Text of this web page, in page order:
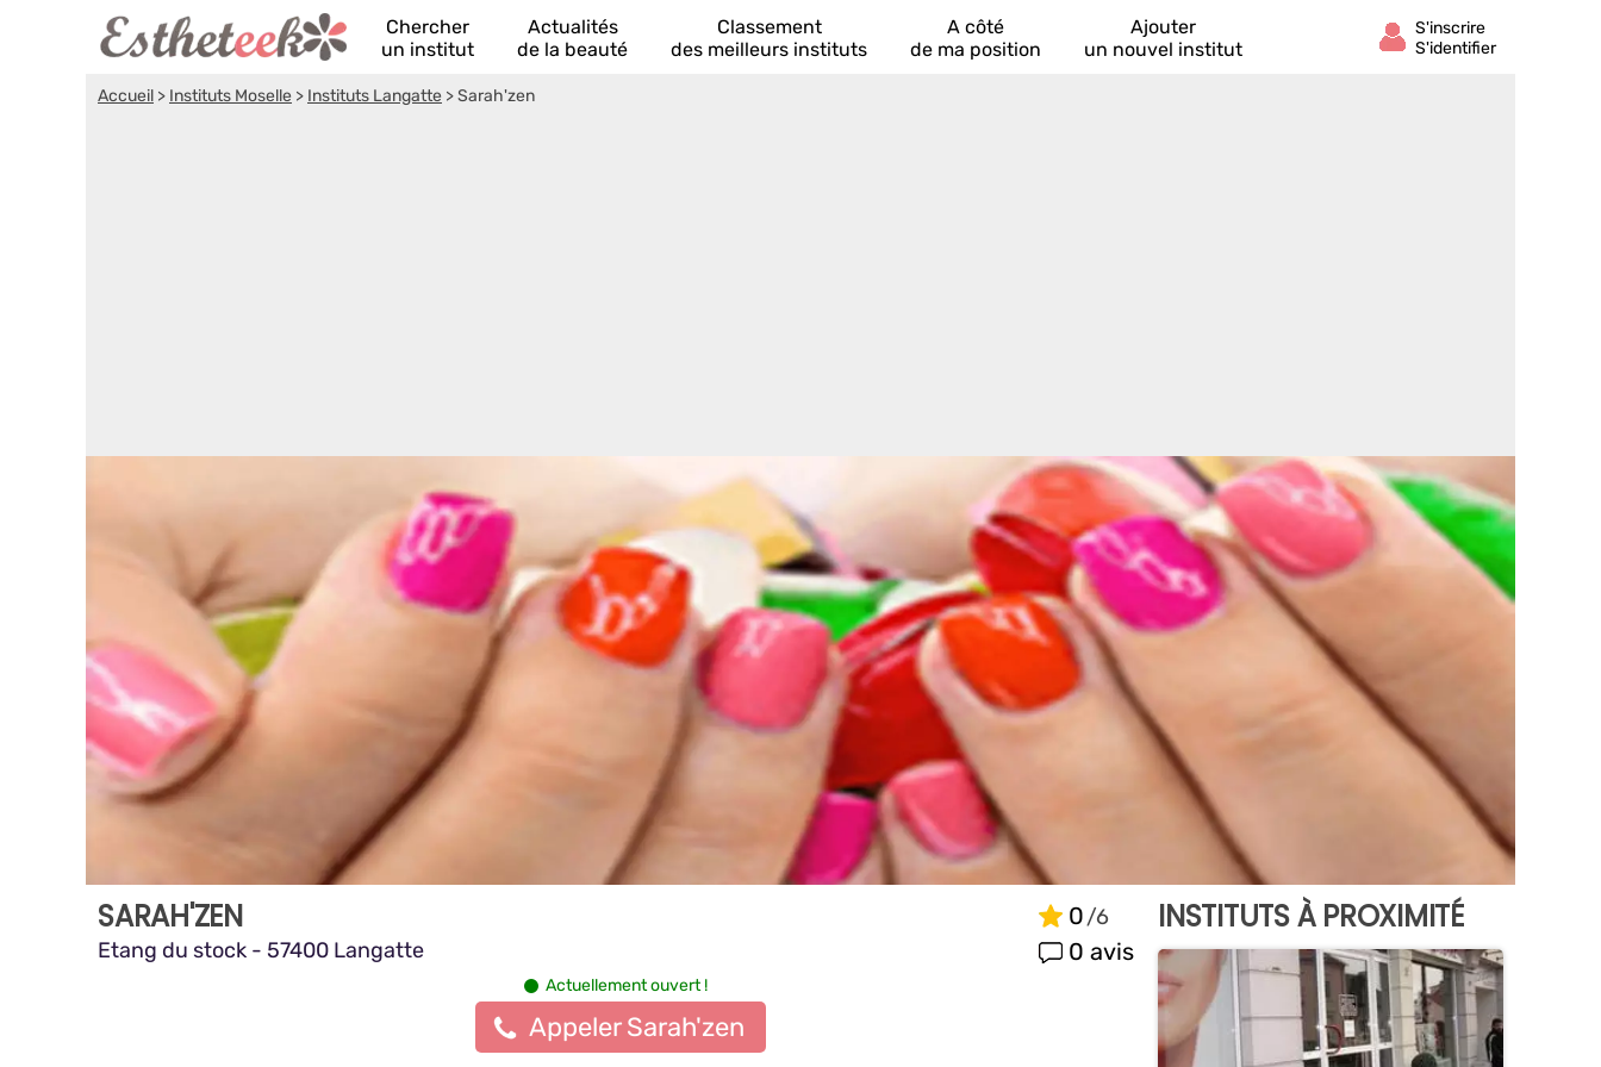
Chercher
un institut
Actualités
de la beauté
Classement
des meilleurs instituts
A côté
de ma position
Ajouter
un nouvel institut
Accueil > Instituts Moselle > Instituts Langatte >Sarah'zen
SARAH'ZEN
Etang du stock - 57400 Langatte
0
0 avis
Actuellement ouvert !
Appeler Sarah'zen
INSTITUTS À PROXIMITÉ